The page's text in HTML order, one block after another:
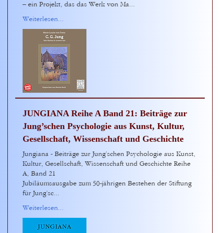
– ein Projekt, das das Werk von Ma...
Weiterlesen...
JUNGIANA Reihe A Band 21: Beiträge zur
Jung’schen Psychologie aus Kunst, Kultur,
Gesellschaft, Wissenschaft und Geschichte
Jungiana - Beiträge zur Jung’schen Psychologie aus Kunst,
Kultur, Gesellschaft, Wissenschaft und Geschichte Reihe
A, Band 21
Jubiläumsausgabe zum 50-jährigen Bestehen der Stiftung
für Jung’sc...
Weiterlesen...